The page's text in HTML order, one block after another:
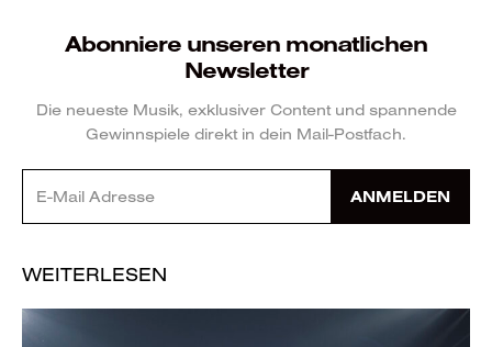
Abonniere unseren monatlichen
Newsletter
Die neueste Musik, exklusiver Content und spannende
Gewinnspiele direkt in dein Mail-Postfach.
ANMELDEN
WEITERLESEN